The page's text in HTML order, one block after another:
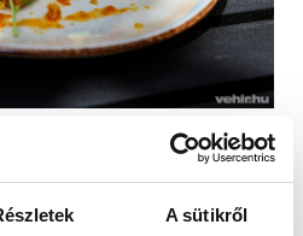
A sütikről